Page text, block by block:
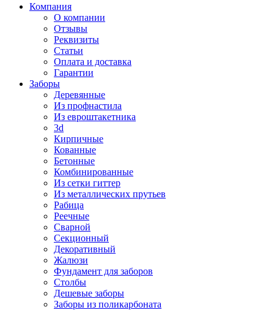
Компания
О компании
Отзывы
Реквизиты
Статьи
Оплата и доставка
Гарантии
Заборы
Деревянные
Из профнастила
Из евроштакетника
3d
Кирпичные
Кованные
Бетонные
Комбинированные
Из сетки гиттер
Из металлических прутьев
Рабица
Реечные
Сварной
Секционный
Декоративный
Жалюзи
Фундамент для заборов
Столбы
Дешевые заборы
Заборы из поликарбоната